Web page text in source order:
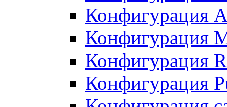
Конфигурация
Конфигурация
Конфигурация
Конфигурация